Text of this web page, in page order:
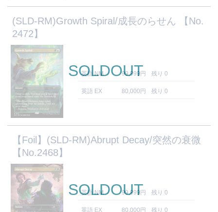
(SLD-RM)Growth Spiral/成長のらせん 【No.
2472】
英語 NM 99,999円 残り 0
英語 EX 80,000円 残り 0
SOLDOUT
【Foil】(SLD-RM)Abrupt Decay/突然の衰微
【No.2468】
英語 NM 99,999円 残り 0
英語 EX 80,000円 残り 0
SOLDOUT